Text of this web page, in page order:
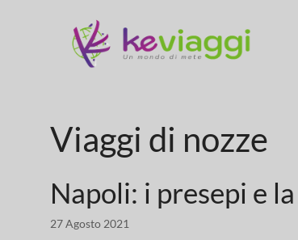
Viaggi di nozze
Napoli: i presepi e
27 Agosto 2021